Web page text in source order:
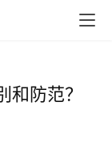
和防范？